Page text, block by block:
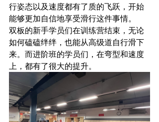
行姿态以及速度都有了质的飞跃，开始
能够更加自信地享受滑行这件事情。
双板的新手学员们在训练营结束，无论
如何磕磕绊绊，也能从高级道自行滑下
来。而进阶班的学员们，在弯型和速度
上，都有了很大的提升。